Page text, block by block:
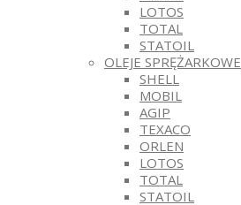
LOTOS
TOTAL
STATOIL
OLEJE SPRĘŻARKOWE
SHELL
MOBIL
AGIP
TEXACO
ORLEN
LOTOS
TOTAL
STATOIL